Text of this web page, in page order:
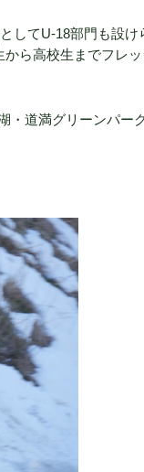
してU-18部門も設
ら高校生までフレ
・道満グリーンパー